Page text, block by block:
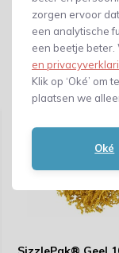
zorgen ervoor
een analytische
een beetje beter.
en
Klik op ‘Oké’ om
plaatsen we
Oké
Gerelateerde